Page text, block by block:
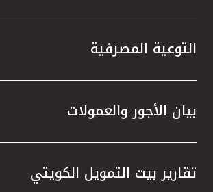
التوعية المصرفية
بيان الأجور والعمولات
تقارير بيت التمويل الكويتي